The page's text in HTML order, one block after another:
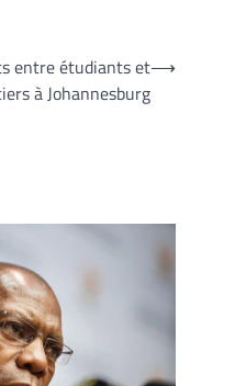
entre étudiants et
à Johannesburg
⟶